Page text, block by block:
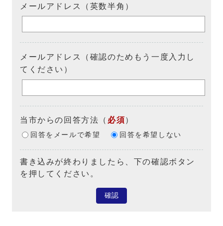
メールアドレス（英数半角）
メールアドレス（確認のためもう一度入力し
てください）
当市からの回答方法 （ 必須）
回答をメールで希望 回答を希望しない
書き込みが終わりましたら、下の確認ボタン
を押してください。
確認